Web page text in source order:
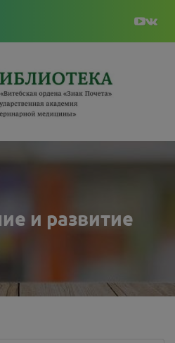
и развитие